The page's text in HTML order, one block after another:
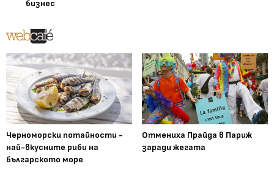
бизнес
Черноморски потайности -
най-вкусните риби на
българското море
Отмениха Прайда в Париж
заради жегата